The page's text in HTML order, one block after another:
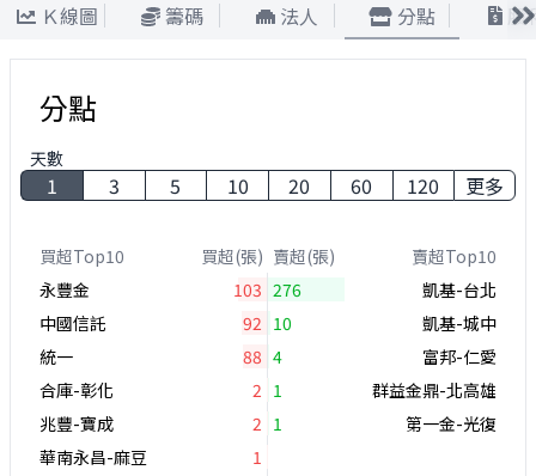
Ｋ線圖 籌碼 法人 分點 股
分點
天數
1 3 5 10 20 60 120 更多
買超Top10 買超(張) 賣超(張)
賣超Top10
永豐金
103 276
凱基-台北
中國信託
92 10
凱基-城中
統一
88 4
富邦-仁愛
合庫-彰化
2 1
群益金鼎-北高雄
兆豐-寶成
2 1
第一金-光復
華南永昌-麻豆
1